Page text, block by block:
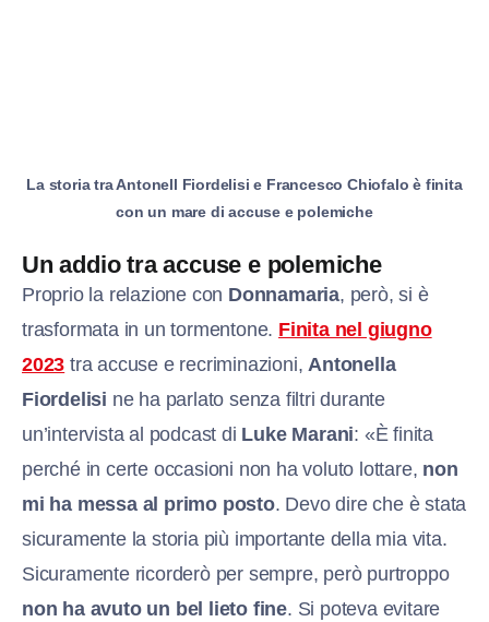
La storia tra Antonell Fiordelisi e Francesco Chiofalo è finita
con un mare di accuse e polemiche
Un addio tra accuse e polemiche
Proprio la relazione con Donnamaria, però, si è
trasformata in un tormentone. Finita nel giugno
2023 tra accuse e recriminazioni,Antonella
Fiordelisi ne ha parlato senza filtri durante
un’intervista al podcast di Luke Marani: «È finita
perché in certe occasioni non ha voluto lottare, non
mi ha messa al primo posto. Devo dire che è stata
sicuramente la storia più importante della mia vita.
Sicuramente ricorderò per sempre, però purtroppo
non ha avuto un bel lieto fine. Si poteva evitare